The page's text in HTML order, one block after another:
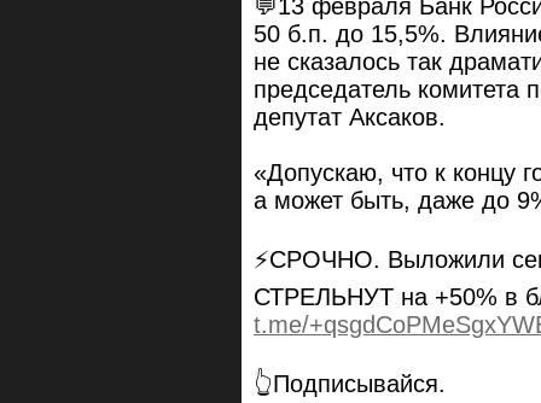
💬13 февраля Банк
50 б.п. до 15,5%.
не сказалось так
председатель
депутат Аксаков.
«Допускаю, что к концу
а может быть, даже до
⚡️СРОЧНО. Выложили
СТРЕЛЬНУТ на +50% в
t.me/
👆Подписывайся.